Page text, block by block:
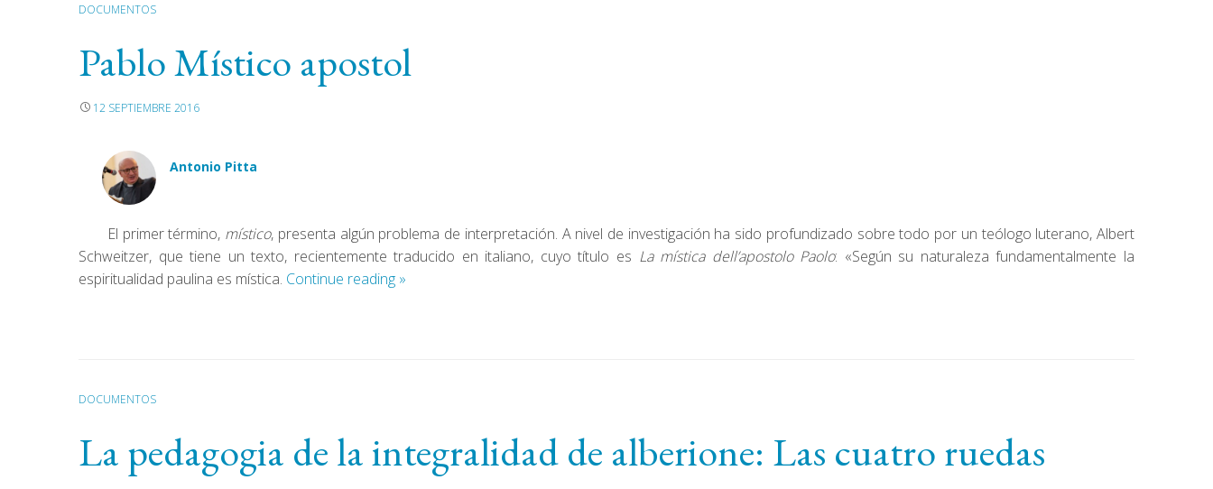
DOCUMENTOS
Pablo Místico apostol
12 SEPTIEMBRE 2016
Antonio Pitta
El primer término, místico, presenta algún problema de interpretación. A nivel de investigación ha sido profundizado sobre todo por un teólogo luterano, Albert
Schweitzer, que tiene un texto, recientemente traducido en italiano, cuyo título es La mística dell’apostolo Paolo: «Según su naturaleza fundamentalmente la
espiritualidad paulina es mística. Continue reading »
DOCUMENTOS
La pedagogia de la integralidad de alberione: Las cuatro ruedas